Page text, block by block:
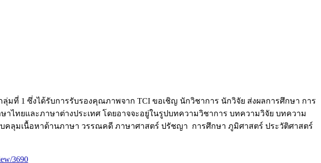
ที่ 1 ซึ่งได้รับการรับรองคุณภาพจาก TCI ขอเชิญ นักวิชาการ นักวิจัย ส่งผลการศึกษา การ
ทยและภาษาต่างประเทศ โดยอาจจะอยู่ในรูปบทความวิชาการ บทความวิจัย บทความ
ลุมเนื้อหาด้านภาษา วรรณคดี ภาษาศาสตร์ ปรัชญา การศึกษา ภูมิศาสตร์ ประวัติศาสตร์
3690